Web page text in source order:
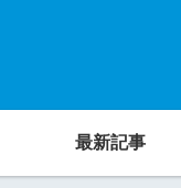
最新記事